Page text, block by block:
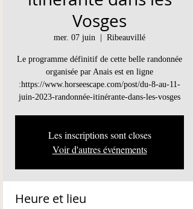
Vosges
mer. 07 juin Ribeauvillé
Le programme définitif de cette belle randonnée
organisée par Anais est en ligne
:https://www.horseescape.com/post/du-8-au-11-
juin-2023-randonnée-itinérante-dans-les-vosges
Les inscriptions sont closes
Voir d'autres événements
Heure et lieu